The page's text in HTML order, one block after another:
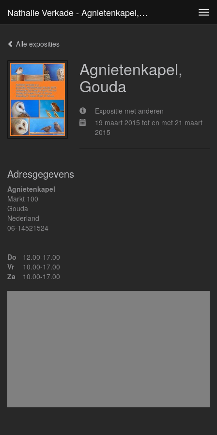
Nathalie Verkade - Agnietenkapel, Gouda
Alle exposities
Agnietenkapel,
Gouda
Expositie met anderen
19 maart 2015 tot en met 21 maart
2015
Adresgegevens
Agnietenkapel
Markt 100
Gouda
Nederland
06-14521524
Do
12.00-17.00
Vr
10.00-17.00
Za
10.00-17.00